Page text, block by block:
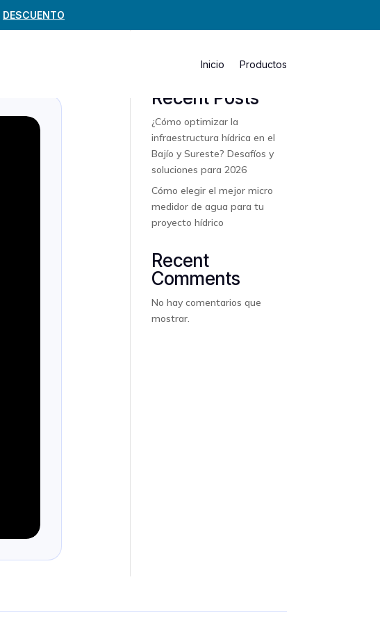
DESCUENTO
Inicio Productos
Recent Posts
¿Cómo optimizar la
infraestructura hídrica en el
Bajío y Sureste? Desafíos y
soluciones para 2026
Cómo elegir el mejor micro
medidor de agua para tu
proyecto hídrico
Recent
Comments
No hay comentarios que
mostrar.